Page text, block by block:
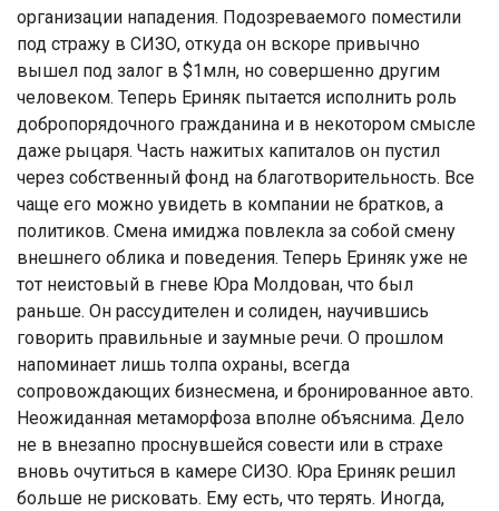
организации нападения. Подозреваемого поместили
под стражу в СИЗО, откуда он вскоре привычно
вышел под залог в $1млн, но совершенно другим
человеком. Теперь Ериняк пытается исполнить роль
добропорядочного гражданина и в некотором смысле
даже рыцаря. Часть нажитых капиталов он пустил
через собственный фонд на благотворительность. Все
чаще его можно увидеть в компании не братков, а
политиков. Смена имиджа повлекла за собой смену
внешнего облика и поведения. Теперь Ериняк уже не
тот неистовый в гневе Юра Молдован, что был
раньше. Он рассудителен и солиден, научившись
говорить правильные и заумные речи. О прошлом
напоминает лишь толпа охраны, всегда
сопровождающих бизнесмена, и бронированное авто.
Неожиданная метаморфоза вполне объяснима. Дело
не в внезапно проснувшейся совести или в страхе
вновь очутиться в камере СИЗО. Юра Ериняк решил
больше не рисковать. Ему есть, что терять. Иногда,